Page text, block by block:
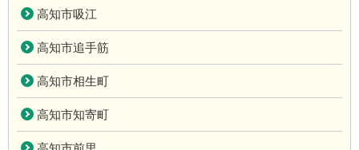
高知市吸江
高知市追手筋
高知市相生町
高知市知寄町